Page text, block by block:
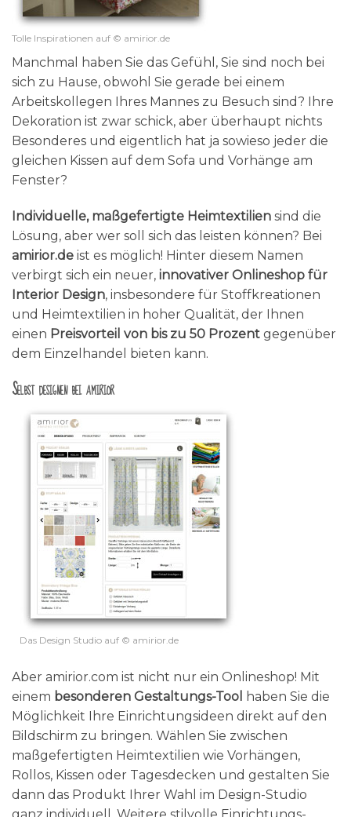
Tolle Inspirationen auf © amirior.de
Manchmal haben Sie das Gefühl, Sie sind noch bei
sich zu Hause, obwohl Sie gerade bei einem
Arbeitskollegen Ihres Mannes zu Besuch sind? Ihre
Dekoration ist zwar schick, aber überhaupt nichts
Besonderes und eigentlich hat ja sowieso jeder die
gleichen Kissen auf dem Sofa und Vorhänge am
Fenster?
Individuelle, maßgefertigte Heimtextilien sind die
Lösung, aber wer soll sich das leisten können? Bei
amirior.de ist es möglich! Hinter diesem Namen
verbirgt sich ein neuer, innovativer Onlineshop für
Interior Design, insbesondere für Stoffkreationen
und Heimtextilien in hoher Qualität, der Ihnen
einen Preisvorteil von bis zu 50 Prozent gegenüber
dem Einzelhandel bieten kann.
Selbst designen bei amirior
Das Design Studio auf © amirior.de
Aber amirior.com ist nicht nur ein Onlineshop! Mit
einem besonderen Gestaltungs-Tool
haben Sie die
Möglichkeit Ihre Einrichtungsideen direkt auf den
Bildschirm zu bringen. Wählen Sie zwischen
maßgefertigten Heimtextilien wie Vorhängen,
Rollos, Kissen oder Tagesdecken und gestalten Sie
dann das Produkt Ihrer Wahl im Design-Studio
ganz individuell. Weitere stilvolle Einrichtungs-